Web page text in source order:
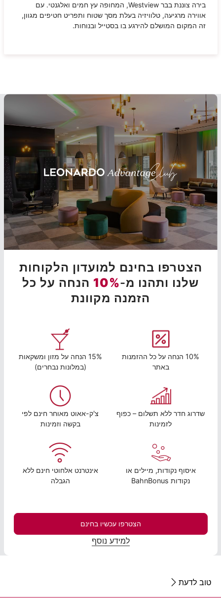
בירה צוננת בברWestview, המחופה עץ חמים ואלגנטי. עם
אווירה מרגיעה, טלוויזיה בעלת מסך שטוח ותפריט חטיפים מגוון,
זה המקום המושלם להירגע בו בסטייל ובנוחות.
הצטרפו בחינם למועדון הלקוחות
שלנו ותהנו מ-10% הנחה על כל
הזמנה מקוונת
10% הנחה על כל ההזמנות
באתר
15% הנחה על מזון ומשקאות
(במלונות נבחרים)
שדרוג חדר ללא תשלום – כפוף
לזמינות
צ'ק-אאוט מאוחר חינם לפי
בקשה וזמינות
איסוף נקודות, מיילים או
נקודות BahnBonus
אינטרנט אלחוטי חינם ללא
הגבלה
הצטרפו עכשיו בחינם
למידע נוסף
טוב לדעת